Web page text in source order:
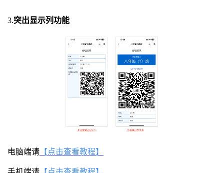
3.突出显示列功能
电脑端请 【点击查看教程】